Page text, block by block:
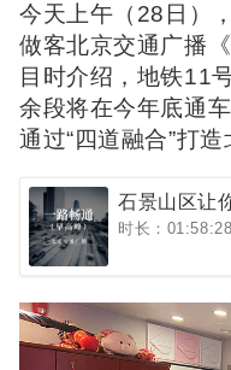
今天上午（28日）
做客北京交通广播
目时介绍，地铁11
余段将在今年底通
通过“四道融合”打
石景山区让
时长：01:58:28